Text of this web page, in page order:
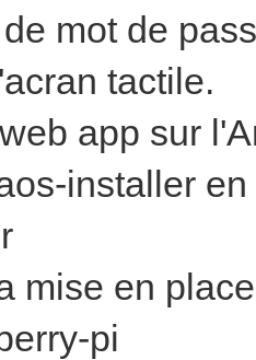
mot de
tactile.
app sur
installer
mise en
pi